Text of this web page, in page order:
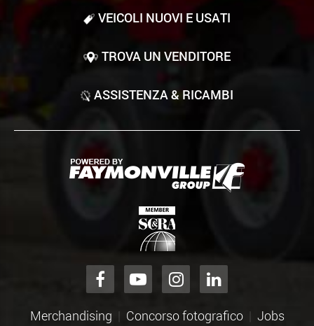
VEICOLI NUOVI E USATI
TROVA UN VENDITORE
ASSISTENZA & RICAMBI
Merchandising Concorso fotografico Jobs